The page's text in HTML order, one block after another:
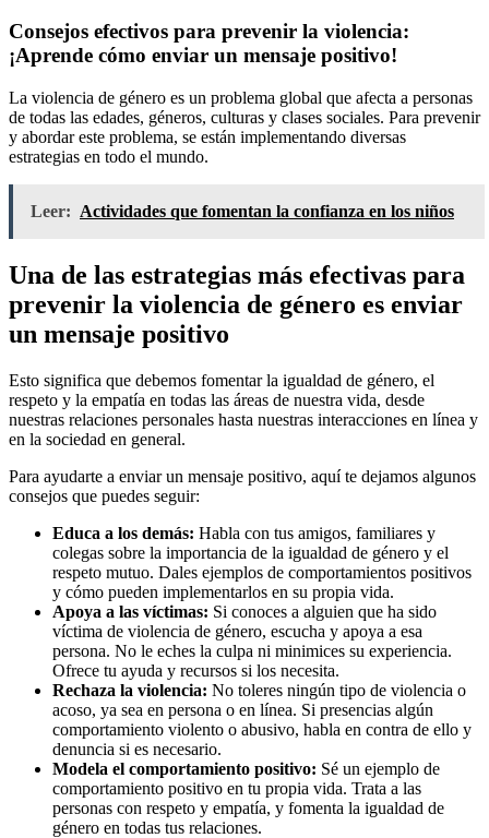
Consejos efectivos para prevenir la violencia:
¡Aprende cómo enviar un mensaje positivo!
La violencia de género es un problema global que afecta a personas
de todas las edades, géneros, culturas y clases sociales. Para prevenir
y abordar este problema, se están implementando diversas
estrategias en todo el mundo.
Leer: Actividades que fomentan la confianza en los niños
Una de las estrategias más efectivas para
prevenir la violencia de género es enviar
un mensaje positivo
Esto significa que debemos fomentar la igualdad de género, el
respeto y la empatía en todas las áreas de nuestra vida, desde
nuestras relaciones personales hasta nuestras interacciones en línea y
en la sociedad en general.
Para ayudarte a enviar un mensaje positivo, aquí te dejamos algunos
consejos que puedes seguir:
Educa a los demás: Habla con tus amigos, familiares y
colegas sobre la importancia de la igualdad de género y el
respeto mutuo. Dales ejemplos de comportamientos positivos
y cómo pueden implementarlos en su propia vida.
Apoya a las víctimas: Si conoces a alguien que ha sido
víctima de violencia de género, escucha y apoya a esa
persona. No le eches la culpa ni minimices su experiencia.
Ofrece tu ayuda y recursos si los necesita.
Rechaza la violencia: No toleres ningún tipo de violencia o
acoso, ya sea en persona o en línea. Si presencias algún
comportamiento violento o abusivo, habla en contra de ello y
denuncia si es necesario.
Modela el comportamiento positivo: Sé un ejemplo de
comportamiento positivo en tu propia vida. Trata a las
personas con respeto y empatía, y fomenta la igualdad de
género en todas tus relaciones.